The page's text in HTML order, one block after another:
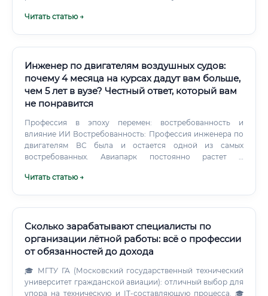
специалисты отрасли ✅ Предусмотрено выполнение
рынка труда и отзывам специалистов отрасли,
выпускники специализированных курсов в первые 12
месяцев работы получают: ✅ Выпускники, совместившие
курсы с профильным техническим образованием (даже
смежным), выходят на рынок с зарплатой на 25–40%
выше, чем специалисты без технической базы. Как быстро
окупится обучение 📊 Рассмотрим типичный сценарий:
Стоимость курсов: 120 000 руб.
Читать статью →
Инженер по двигателям воздушных судов:
почему 4 месяца на курсах дадут вам больше,
чем 5 лет в вузе? Честный ответ, который вам
не понравится
Профессия в эпоху перемен: востребованность и
влияние ИИ Востребованность: Профессия инженера по
двигателям ВС была и остается одной из самых
востребованных. Авиапарк постоянно растет и
обслуживания, новые – освоения. Санкционные
установки.
Читать статью →
Сколько зарабатывают специалисты по
организации лётной работы: всё о профессии
от обязанностей до дохода
🎓 МГТУ ГА (Московский государственный технический
университет гражданской авиации): отличный выбор для
упора на техническую и IT-составляющую процесса. 🎓